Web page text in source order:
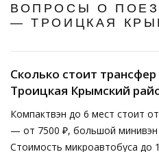
ВОПРОСЫ О
— ТРОИЦКАЯ
Сколько стоит
Троицкая Крымский
Компактвэн до 6 мест стоит
— от 7500 ₽, большой
Стоимость микроавтобуса до